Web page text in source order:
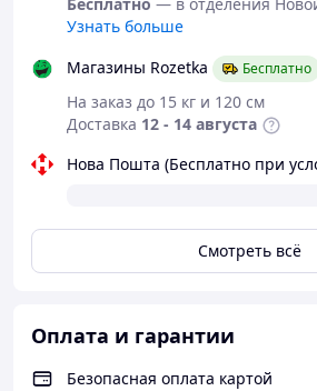
Узнать больше
Магазины Rozetka
Бесплатно
На заказ до 15 кг и 120 см
Доставка 12 - 14 августа
Нова Пошта (Бесплатно при
Смотреть всё
Оплата и гарантии
Безопасная оплата картой